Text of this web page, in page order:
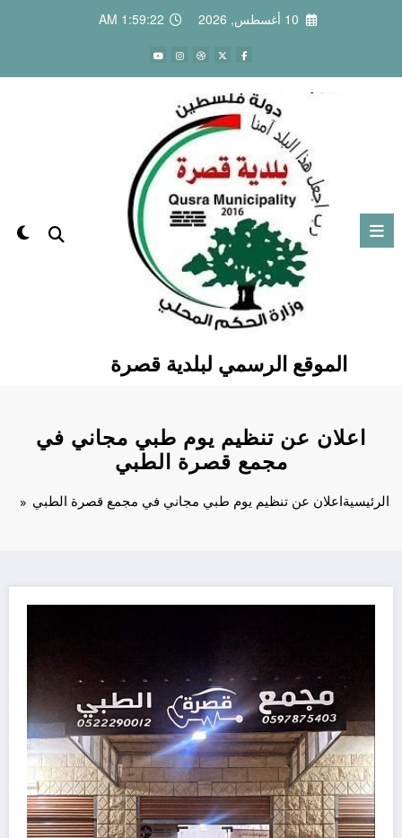
10 أغسطس, 2026 1:59:22 AM
الموقع الرسمي لبلدية قصرة
اعلان عن تنظيم يوم طبي مجاني في
مجمع قصرة الطبي
الرئيسية اعلان عن تنظيم يوم طبي مجاني في مجمع قصرة الطبي